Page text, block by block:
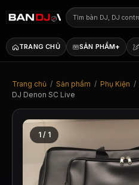
TRANG CHỦ SẢN PHẨM+
Trang chủ / Sản phẩm / Phụ Kiện /
DJ Denon SC Live
1 / 1